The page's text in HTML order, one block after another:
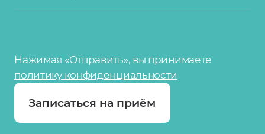
Записаться на приём
Нажимая «Отправить», вы принимаете
политику конфиденциальности